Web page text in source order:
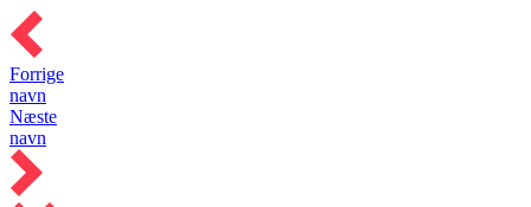
Forrige
navn
Næste
navn